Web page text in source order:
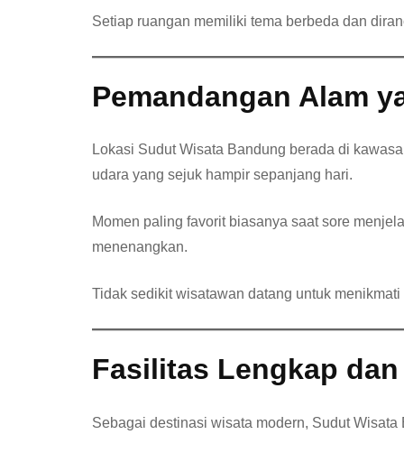
Setiap ruangan memiliki tema berbeda dan
Pemandangan Alam
Lokasi Sudut Wisata Bandung berada di
udara yang sejuk hampir sepanjang hari.
Momen paling favorit biasanya saat sore
menenangkan.
Tidak sedikit wisatawan datang untuk
Fasilitas Lengkap
Sebagai destinasi wisata modern, Sudut